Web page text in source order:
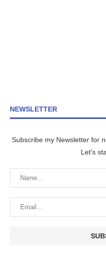
NEWSLETTER
Subscribe my Newsletter for
Let's